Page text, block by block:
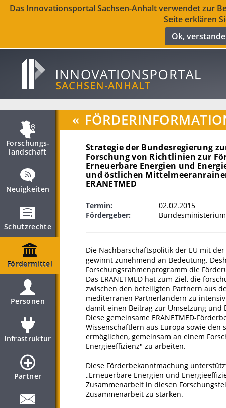
Das Innovationsportal Sachsen-Anhalt verwendet zur
Seite erklären
Ok,
Forschungs­
landschaft
Neuigkeiten
Schutzrechte
Fördermittel
Personen
Infrastruktur
Partner
«
Strategie der Bundesregierung
Forschung von Richtlinien zur
Erneuerbare Energien und
und östlichen
ERANETMED
Termin:
02.02.2015
Fördergeber:
Die Nachbarschaftspolitik der EU mit
gewinnt zunehmend an Bedeutung.
Forschungsrahmenprogramm die
Das ERANETMED hat zum Ziel, die
zwischen den beteiligten Partnern aus
mediterranen Partnerländern zu
damit einen Beitrag zur Umsetzung und
Diese gemeinsame ERANETMED-
Wissenschaftlern aus ­Europa sowie
ermöglichen, gemeinsam an einem
Energieeffizienz" zu arbeiten.
Diese Förderbekanntmachung
,,Erneuerbare Energien und
Zusammenarbeit in diesen
Zusammenarbeit zu stärken.